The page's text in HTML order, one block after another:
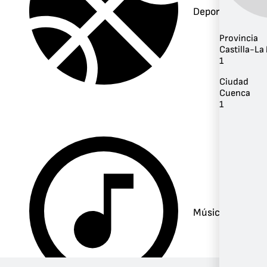
Deportes
Música
Provincia
Castilla-La
1
Ciudad
Cuenca
1